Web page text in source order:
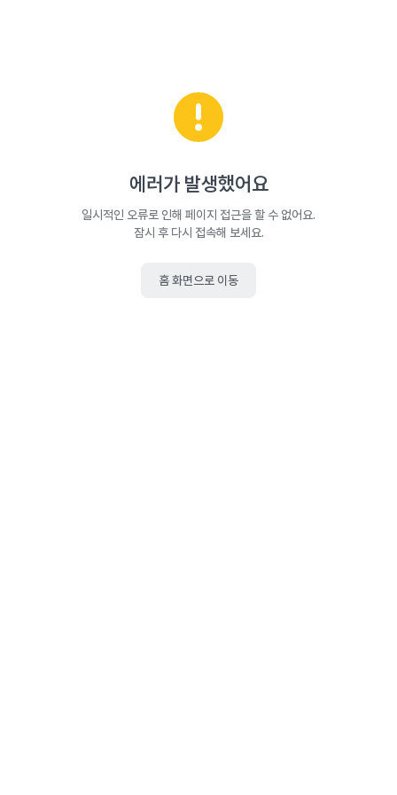
에러가 발생했어요
일시적인 오류로 인해 페이지 접근을 할 수 없어요.
잠시 후 다시 접속해 보세요.
홈 화면으로 이동